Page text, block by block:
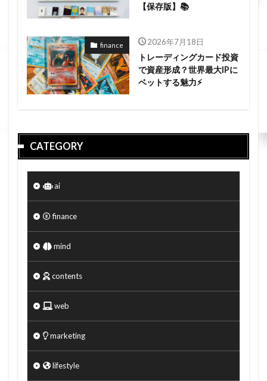
【保存版】📚
finance 2026年7月18日
トレーディングカード投資
で資産形成？世界最大IPに
ベットする魅力⚡
CATEGORY
ai
finance
mind
contents
web
marketing
lifestyle